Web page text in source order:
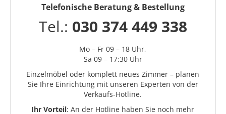
Telefonische Beratung & Bestellung
Tel.: 030 374 449 338
Mo – Fr 09 – 18 Uhr,
Sa 09 – 17:30 Uhr
Einzelmöbel oder komplett neues Zimmer – planen
Sie Ihre Einrichtung mit unseren Experten von der
Verkaufs-Hotline.
Ihr Vorteil: An der Hotline haben Sie noch mehr